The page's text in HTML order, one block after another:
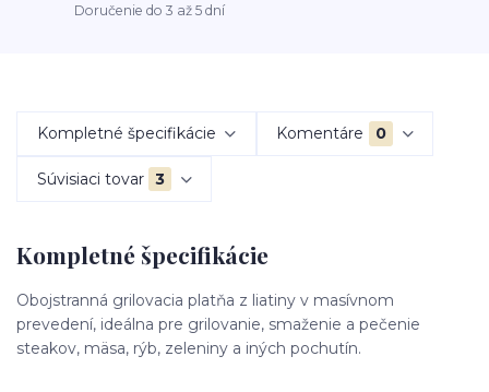
Doručenie do 3 až 5 dní
Kompletné špecifikácie Komentáre 0
Súvisiaci tovar 3
Kompletné špecifikácie
Obojstranná grilovacia platňa z liatiny v masívnom
prevedení, ideálna pre grilovanie, smaženie a pečenie
steakov, mäsa, rýb, zeleniny a iných pochutín.